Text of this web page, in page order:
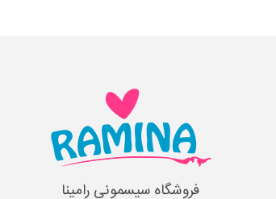
فروشگاه سیسمونی رامینا